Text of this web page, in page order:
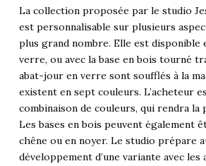
La collection proposée par le studio
est personnalisable sur plusieurs
plus grand nombre. Elle est disponible
verre, ou avec la base en bois tourné
abat-jour en verre sont soufflés à la
existent en sept couleurs. L’acheteur
combinaison de couleurs, qui rendra la
Les bases en bois peuvent également
chêne ou en noyer. Le studio prépare
développement d’une variante avec